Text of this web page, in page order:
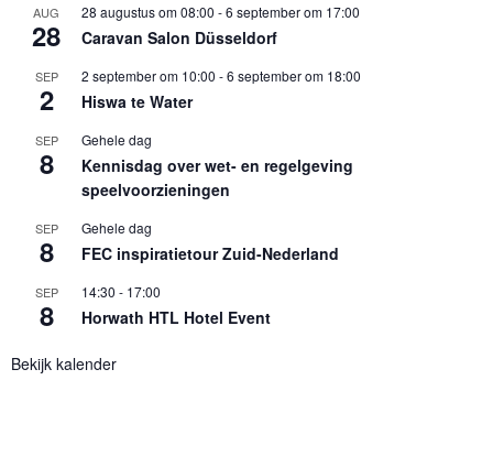
AUG
28
28 augustus om 08:00 -6 september om 17:00
Caravan Salon Düsseldorf
SEP
2
2 september om 10:00 -6 september om 18:00
Hiswa te Water
SEP
8
Gehele dag
Kennisdag over wet- en regelgeving
speelvoorzieningen
SEP
8
Gehele dag
FEC inspiratietour Zuid-Nederland
SEP
8
14:30 - 17:00
Horwath HTL Hotel Event
Bekijk kalender